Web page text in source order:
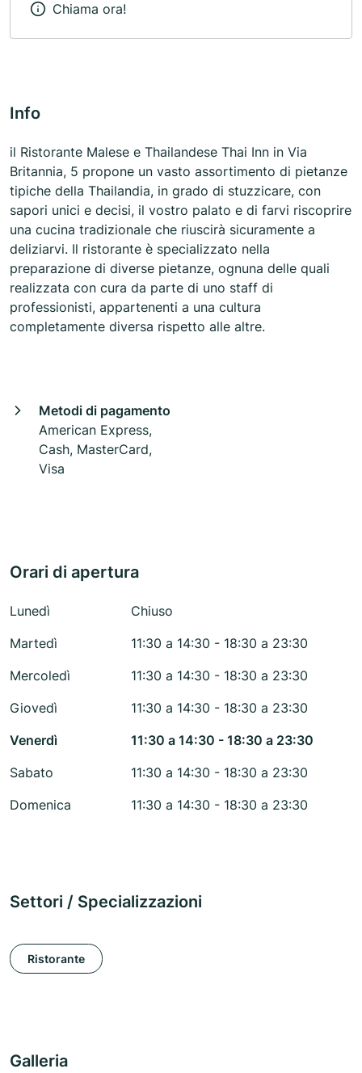
Chiama ora!
Info
il Ristorante Malese e Thailandese Thai Inn in Via
Britannia, 5 propone un vasto assortimento di pietanze
tipiche della Thailandia, in grado di stuzzicare, con
sapori unici e decisi, il vostro palato e di farvi riscoprire
una cucina tradizionale che riuscirà sicuramente a
deliziarvi. Il ristorante è specializzato nella
preparazione di diverse pietanze, ognuna delle quali
realizzata con cura da parte di uno staff di
professionisti, appartenenti a una cultura
completamente diversa rispetto alle altre.
Metodi di pagamento
American Express,
Cash, MasterCard,
Visa
Orari di apertura
Lunedì
Chiuso
Martedì
11:30 a 14:30 - 18:30 a 23:30
Mercoledì
11:30 a 14:30 - 18:30 a 23:30
Giovedì
11:30 a 14:30 - 18:30 a 23:30
Venerdì
11:30 a 14:30 - 18:30 a 23:30
Sabato
11:30 a 14:30 - 18:30 a 23:30
Domenica
11:30 a 14:30 - 18:30 a 23:30
Settori / Specializzazioni
Ristorante
Galleria